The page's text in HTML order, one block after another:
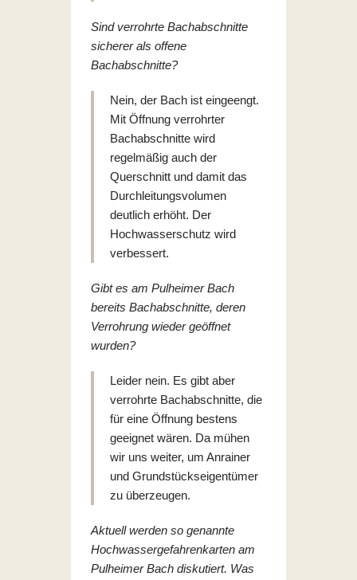
Sind verrohrte Bachabschnitte
sicherer als offene
Bachabschnitte?
Nein, der Bach ist eingeengt.
Mit Öffnung verrohrter
Bachabschnitte wird
regelmäßig auch der
Querschnitt und damit das
Durchleitungsvolumen
deutlich erhöht. Der
Hochwasserschutz wird
verbessert.
Gibt es am Pulheimer Bach
bereits Bachabschnitte, deren
Verrohrung wieder geöffnet
wurden?
Leider nein. Es gibt aber
verrohrte Bachabschnitte, die
für eine Öffnung bestens
geeignet wären. Da mühen
wir uns weiter, um Anrainer
und Grundstückseigentümer
zu überzeugen.
Aktuell werden so genannte
Hochwassergefahrenkarten am
Pulheimer Bach diskutiert. Was